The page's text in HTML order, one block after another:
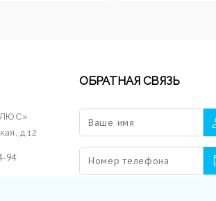
д.12
94
ОБРАТНАЯ СВЯЗЬ